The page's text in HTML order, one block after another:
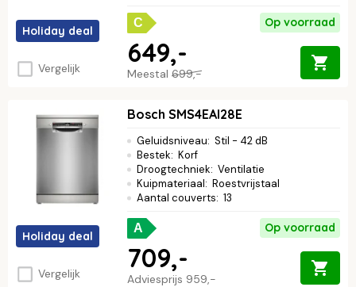
Holiday deal
Vergelijk
C Op voorraad
Meestal 699,-
649,-
Holiday deal
Vergelijk
Bosch SMS4EAI28E
Geluidsniveau: Stil - 42 dB
Bestek: Korf
Droogtechniek: Ventilatie
Kuipmateriaal: Roestvrijstaal
Aantal couverts: 13
A Op voorraad
Adviesprijs 959,-
709,-